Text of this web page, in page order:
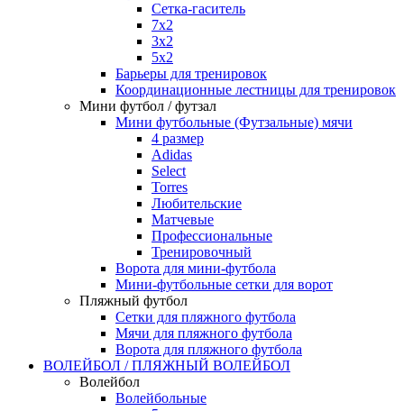
Сетка-гаситель
7x2
3х2
5х2
Барьеры для тренировок
Координационные лестницы для тренировок
Мини футбол / футзал
Мини футбольные (Футзальные) мячи
4 размер
Adidas
Select
Torres
Любительские
Матчевые
Профессиональные
Тренировочный
Ворота для мини-футбола
Мини-футбольные сетки для ворот
Пляжный футбол
Сетки для пляжного футбола
Мячи для пляжного футбола
Ворота для пляжного футбола
ВОЛЕЙБОЛ / ПЛЯЖНЫЙ ВОЛЕЙБОЛ
Волейбол
Волейбольные